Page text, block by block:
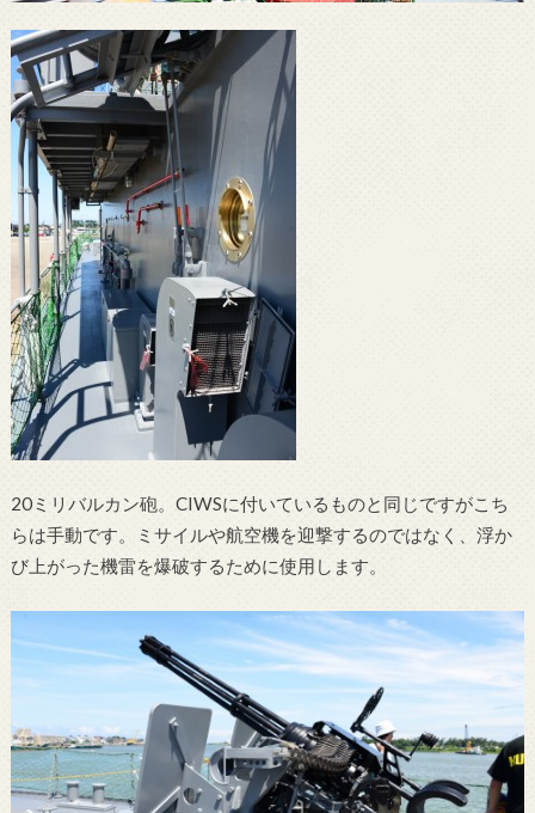
20ミリバルカン砲。CIWSに付いているものと同じですがこち
らは手動です。ミサイルや航空機を迎撃するのではなく、浮か
び上がった機雷を爆破するために使用します。